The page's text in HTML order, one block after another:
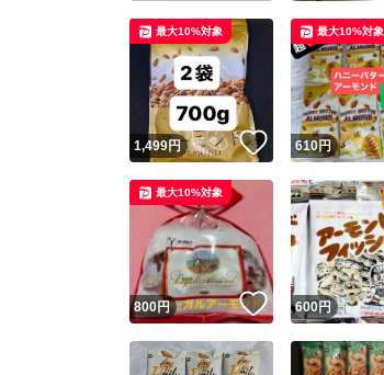
1,499円 いいね！
最大10%対象
610円
最大10%対象
800円 いいね！
最大10%対象
600円